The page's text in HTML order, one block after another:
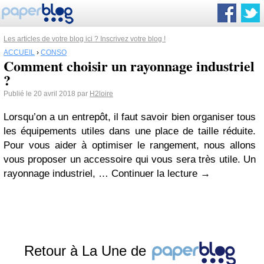
Les articles de votre blog ici ? Inscrivez votre blog !
ACCUEIL › CONSO
Comment choisir un rayonnage industriel
?
Publié le 20 avril 2018 par H2loire
Lorsqu’on a un entrepôt, il faut savoir bien organiser tous
les équipements utiles dans une place de taille réduite.
Pour vous aider à optimiser le rangement, nous allons
vous proposer un accessoire qui vous sera très utile. Un
rayonnage industriel, … Continuer la lecture →
Retour à La Une de